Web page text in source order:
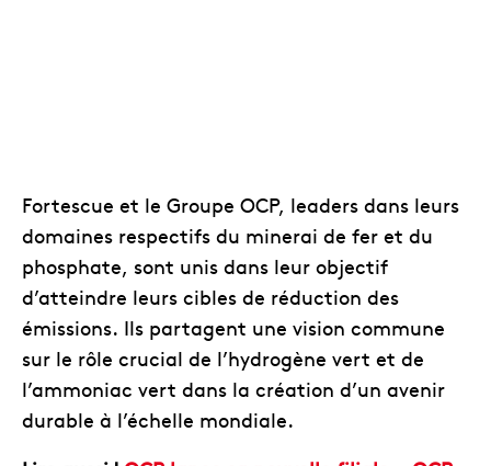
Fortescue et le Groupe OCP, leaders dans leurs
domaines respectifs du minerai de fer et du
phosphate, sont unis dans leur objectif
d’atteindre leurs cibles de réduction des
émissions. Ils partagent une vision commune
sur le rôle crucial de l’hydrogène vert et de
l’ammoniac vert dans la création d’un avenir
durable à l’échelle mondiale.